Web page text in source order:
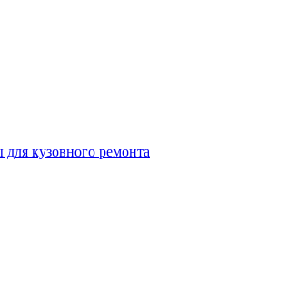
кузовного ремонта